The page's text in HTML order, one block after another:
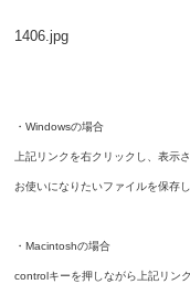
1406.jpg
・Windowsの場合
上記リンクを右クリックし、表示
お使いになりたいファイルを保存し
・Macintoshの場合
controlキーを押しながら上記リン